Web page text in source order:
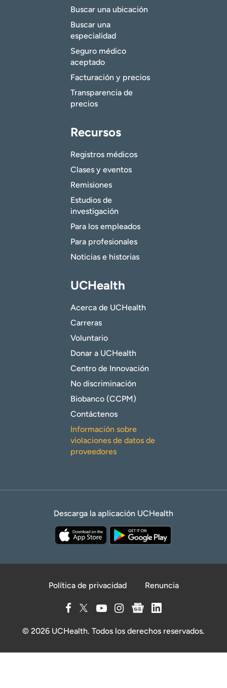
Buscar una ubicación
Buscar una
especialidad
Seguro médico
aceptado
Facturación y precios
Transparencia de
precios
Recursos
Registros médicos
Clases y eventos
Remisiones
Estudios de
investigación
Para los empleados
Para profesionales
Noticias e historias
UCHealth
Acerca de UCHealth
Carreras
Voluntario
Donar a UCHealth
Centro de Innovación
No discriminación
Biobanco (CCPM)
Contáctenos
Información sobre
violaciones de datos de
proveedores
Descarga la aplicación UCHealth
Política de privacidad Renuncia
© 2026 UCHealth. Todos los derechos reservados.